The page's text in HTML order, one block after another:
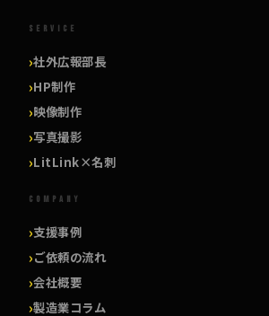
SERVICE
社外広報部長
HP制作
映像制作
写真撮影
LitLink×名刺
COMPANY
支援事例
ご依頼の流れ
会社概要
製造業コラム